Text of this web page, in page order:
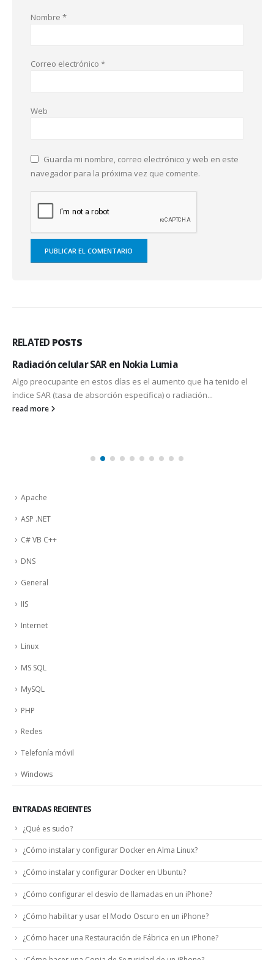
Nombre *
Correo electrónico *
Web
Guarda mi nombre, correo electrónico y web en este
navegador para la próxima vez que comente.
RELATED POSTS
Radiación celular SAR en Nokia Lumia
Algo preocupante en estos días es el aumento que ha tenido el
índice SAR (tasa de absorción especifica) o radiación...
read more
Apache
ASP .NET
C# VB C++
DNS
General
IIS
Internet
Linux
MS SQL
MySQL
PHP
Redes
Telefonía móvil
Windows
ENTRADAS RECIENTES
¿Qué es sudo?
¿Cómo instalar y configurar Docker en Alma Linux?
¿Cómo instalar y configurar Docker en Ubuntu?
¿Cómo configurar el desvío de llamadas en un iPhone?
¿Cómo habilitar y usar el Modo Oscuro en un iPhone?
¿Cómo hacer una Restauración de Fábrica en un iPhone?